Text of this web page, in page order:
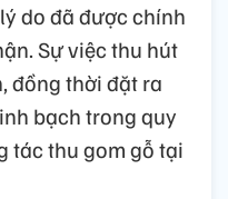
do đã được chính
Sự việc thu hút
đồng thời đặt ra
bạch trong quy
tác thu gom gỗ tại